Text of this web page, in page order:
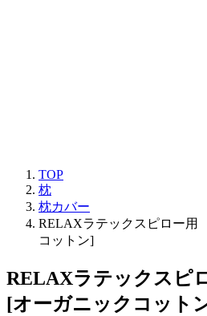
TOP
枕
枕カバー
RELAXラテックスピロー
コットン]
RELAXラテックスピ
[オーガニックコット